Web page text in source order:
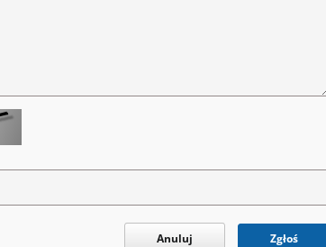
Anuluj Zgłoś